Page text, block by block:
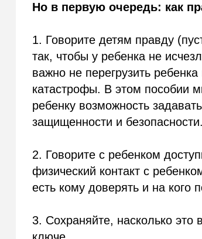
Но в первую очередь: как
1. Говорите детям правду
так, чтобы у ребенка не
важно не перегрузить
катастрофы. В этом пособии
ребенку возможность
защищенности и безопасности.
2. Говорите с ребенком
физический контакт с
есть кому доверять и на кого
3. Сохраняйте, насколько